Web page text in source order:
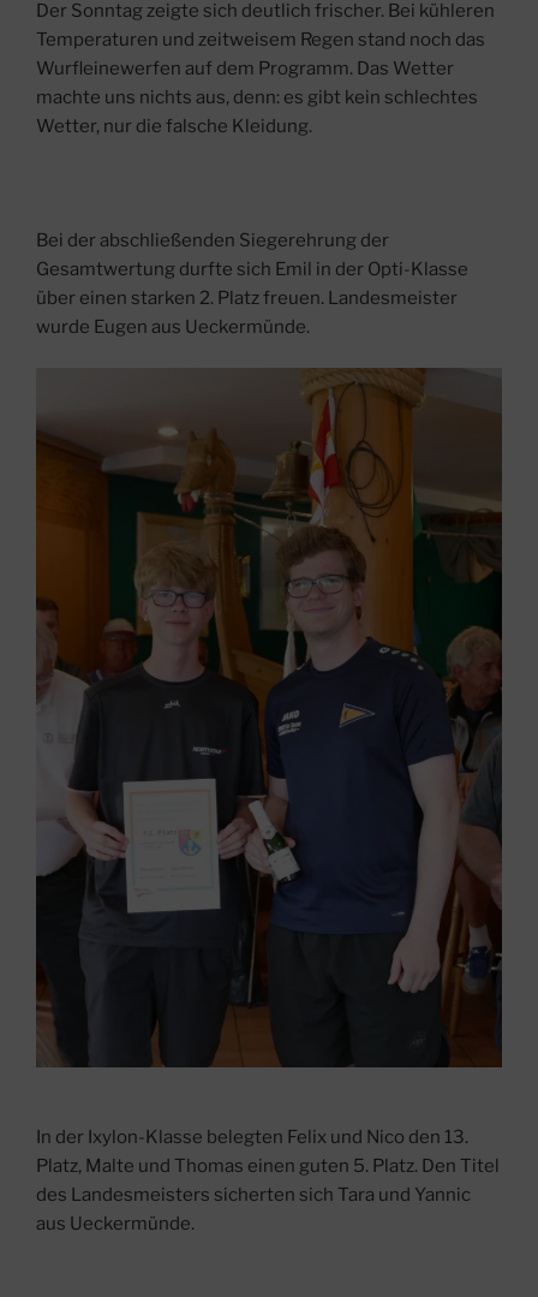
Der Sonntag zeigte sich deutlich frischer. Bei kühleren
Temperaturen und zeitweisem Regen stand noch das
Wurfleinewerfen auf dem Programm. Das Wetter
machte uns nichts aus, denn: es gibt kein schlechtes
Wetter, nur die falsche Kleidung.
Bei der abschließenden Siegerehrung der
Gesamtwertung durfte sich Emil in der Opti-Klasse
über einen starken 2. Platz freuen. Landesmeister
wurde Eugen aus Ueckermünde.
In der Ixylon-Klasse belegten Felix und Nico den 13.
Platz, Malte und Thomas einen guten 5. Platz. Den Titel
des Landesmeisters sicherten sich Tara und Yannic
aus Ueckermünde.